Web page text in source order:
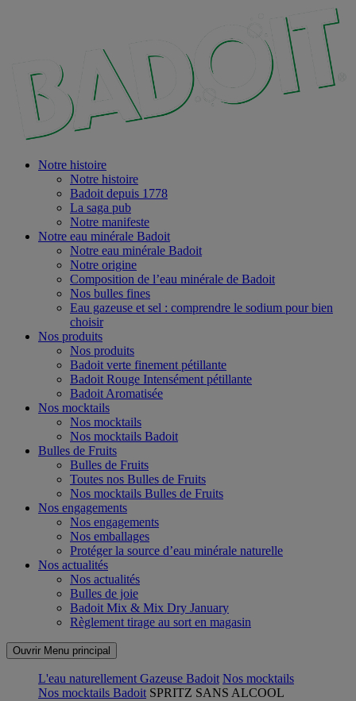
Notre histoire
Notre histoire
Badoit depuis 1778
La saga pub
Notre manifeste
Notre eau minérale Badoit
Notre eau minérale Badoit
Notre origine
Composition de l’eau minérale de Badoit
Nos bulles fines
Eau gazeuse et sel : comprendre le sodium pour bien
choisir
Nos produits
Nos produits
Badoit verte finement pétillante
Badoit Rouge Intensément pétillante
Badoit Aromatisée
Nos mocktails
Nos mocktails
Nos mocktails Badoit
Bulles de Fruits
Bulles de Fruits
Toutes nos Bulles de Fruits
Nos mocktails Bulles de Fruits
Nos engagements
Nos engagements
Nos emballages
Protéger la source d’eau minérale naturelle
Nos actualités
Nos actualités
Bulles de joie
Badoit Mix & Mix Dry January
Règlement tirage au sort en magasin
Ouvrir Menu principal
L'eau naturellement Gazeuse Badoit Nos mocktails
Nos mocktails Badoit SPRITZ SANS ALCOOL